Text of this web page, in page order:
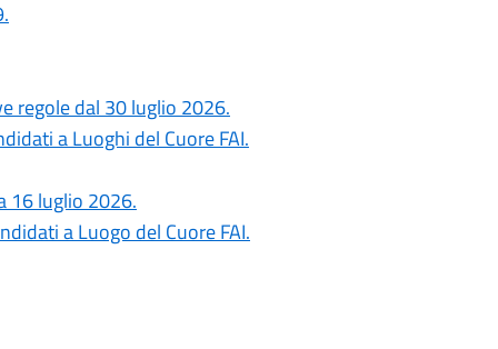
regole dal 30 luglio 2026.
a Luoghi del Cuore FAI.
16 luglio 2026.
a Luogo del Cuore FAI.